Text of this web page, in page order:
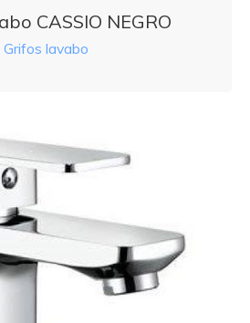
CASSIO NEGRO
Grifos lavabo